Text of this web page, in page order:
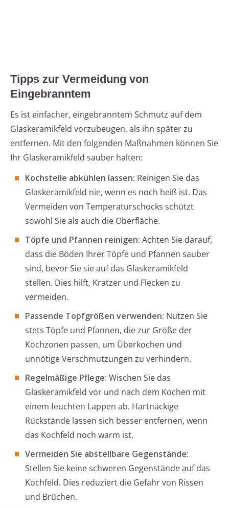
Tipps zur Vermeidung von
Eingebranntem
Es ist einfacher, eingebranntem Schmutz auf dem
Glaskeramikfeld vorzubeugen, als ihn später zu
entfernen. Mit den folgenden Maßnahmen können Sie
Ihr Glaskeramikfeld sauber halten:
Kochstelle abkühlen lassen: Reinigen Sie das
Glaskeramikfeld nie, wenn es noch heiß ist. Das
Vermeiden von Temperaturschocks schützt
sowohl Sie als auch die Oberfläche.
Töpfe und Pfannen reinigen: Achten Sie darauf,
dass die Böden Ihrer Töpfe und Pfannen sauber
sind, bevor Sie sie auf das Glaskeramikfeld
stellen. Dies hilft, Kratzer und Flecken zu
vermeiden.
Passende Topfgrößen verwenden: Nutzen Sie
stets Töpfe und Pfannen, die zur Größe der
Kochzonen passen, um Überkochen und
unnötige Verschmutzungen zu verhindern.
Regelmäßige Pflege: Wischen Sie das
Glaskeramikfeld vor und nach dem Kochen mit
einem feuchten Lappen ab. Hartnäckige
Rückstände lassen sich besser entfernen, wenn
das Kochfeld noch warm ist.
Vermeiden Sie abstellbare Gegenstände:
Stellen Sie keine schweren Gegenstände auf das
Kochfeld. Dies reduziert die Gefahr von Rissen
und Brüchen.